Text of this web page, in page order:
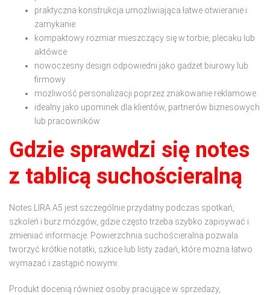
praktyczna konstrukcja umożliwiająca łatwe otwieranie i
zamykanie
kompaktowy rozmiar mieszczący się w torbie, plecaku lub
aktówce
nowoczesny design odpowiedni jako gadżet biurowy lub
firmowy
możliwość personalizacji poprzez znakowanie reklamowe
idealny jako upominek dla klientów, partnerów biznesowych
lub pracowników
Gdzie sprawdzi się notes
z tablicą suchościeralną
Notes LIRA A5 jest szczególnie przydatny podczas spotkań,
szkoleń i burz mózgów, gdzie często trzeba szybko zapisywać i
zmieniać informacje. Powierzchnia suchościeralna pozwala
tworzyć krótkie notatki, szkice lub listy zadań, które można łatwo
wymazać i zastąpić nowymi.
Produkt docenią również osoby pracujące w sprzedaży,